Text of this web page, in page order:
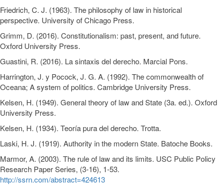
Friedrich, C. J. (1963). The philosophy of law in historical
perspective. University of Chicago Press.
Grimm, D. (2016). Constitutionalism: past, present, and future.
Oxford University Press.
Guastini, R. (2016). La sintaxis del derecho. Marcial Pons.
Harrington, J. y Pocock, J. G. A. (1992). The commonwealth of
Oceana; A system of politics. Cambridge University Press.
Kelsen, H. (1949). General theory of law and State (3a. ed.). Oxford
University Press.
Kelsen, H. (1934). Teoría pura del derecho. Trotta.
Laski, H. J. (1919). Authority in the modern State. Batoche Books.
Marmor, A. (2003). The rule of law and its limits. USC Public Policy
Research Paper Series, (3-16), 1-53.
http://ssrn.com/abstract=424613